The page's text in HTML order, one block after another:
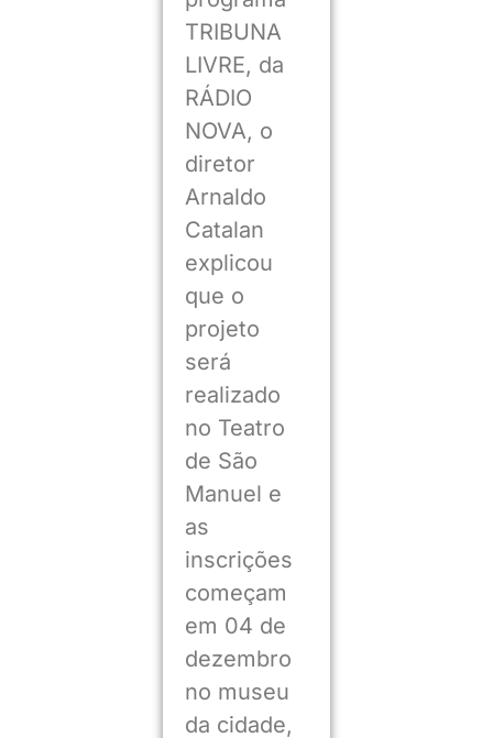
TRIBUNA
LIVRE, da
RÁDIO
NOVA, o
diretor
Arnaldo
Catalan
explicou
que o
projeto
será
realizado
no Teatro
de São
Manuel e
as
inscrições
começam
em 04 de
dezembro
no museu
da cidade,